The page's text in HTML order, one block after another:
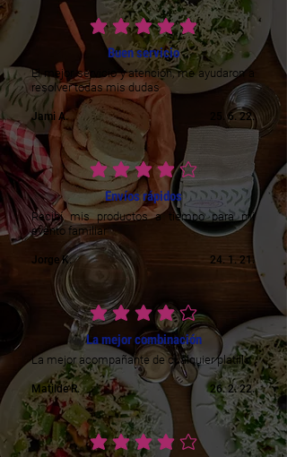
prosječna ocjena je 5 od 5
Buen servicio
El mejor servicio y atencion, me ayudaron a
resolver todas mis dudas
Jami A. 25. 6. 22.
prosječna ocjena je 4 od 5
Envíos rápidos
Recibí mis productos a tiempo para mi
evento familiar
Jorge K. 24. 1. 21.
prosječna ocjena je 4 od 5
La mejor combinación
La mejor acompañante de cualquier platillo
Matilde R. 26. 2. 22.
prosječna ocjena je 4 od 5